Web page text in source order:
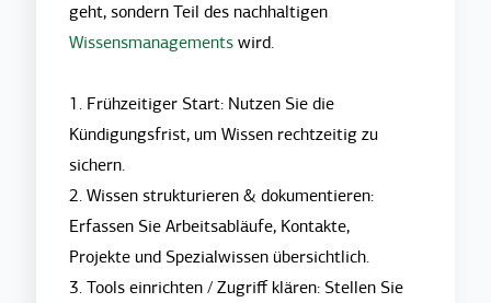
geht, sondern Teil des nachhaltigen
Wissensmanagements wird.
1. Frühzeitiger Start: Nutzen Sie die
Kündigungsfrist, um Wissen rechtzeitig zu
sichern.
2. Wissen strukturieren & dokumentieren:
Erfassen Sie Arbeitsabläufe, Kontakte,
Projekte und Spezialwissen übersichtlich.
3. Tools einrichten / Zugriff klären: Stellen Sie